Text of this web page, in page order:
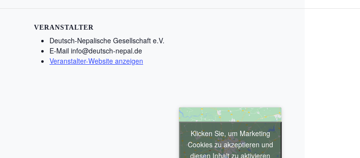
VERANSTALTER
Deutsch-Nepalische Gesellschaft e.V.
E-Mail info@deutsch-nepal.de
Veranstalter-Website anzeigen
Klicken Sie, um Marketing
Cookies zu akzeptieren und
diesen Inhalt zu aktivieren